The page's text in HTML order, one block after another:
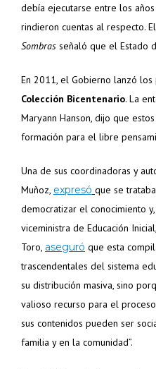
debía ejecutarse entre los
rindieron cuentas al respecto.
Sombras señaló que el Estado
En 2011, el Gobierno lanzó los
Colección Bicentenario. La
Maryann Hanson, dijo que
formación para el libre
Una de sus coordinadoras y
Muñoz, expresó que se
democratizar el conocimiento
viceministra de Educación
Toro, aseguró que esta
trascendentales del sistema
su distribución masiva, sino
valioso recurso para el
sus contenidos pueden ser
familia y en la comunidad”.